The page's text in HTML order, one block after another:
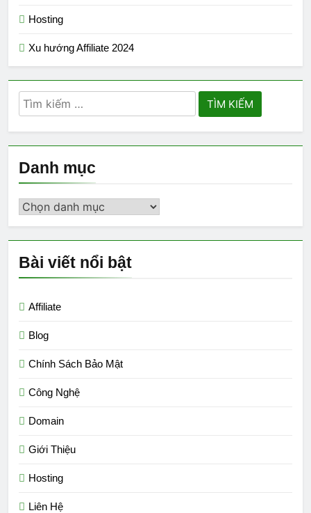
Hosting
Xu hướng Affiliate 2024
Tìm
kiếm
Danh mục
Danh
Bài viết nổi bật
Affiliate
Blog
Chính Sách Bảo Mật
Công Nghệ
Domain
Giới Thiệu
Hosting
Liên Hệ